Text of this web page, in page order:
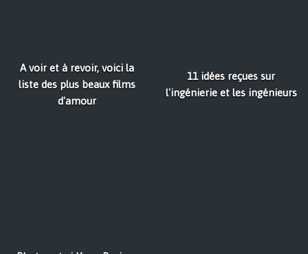
A voir et à revoir, voici la
liste des plus beaux films
d'amour
11 idées reçues sur
l'ingénierie et les ingénieurs